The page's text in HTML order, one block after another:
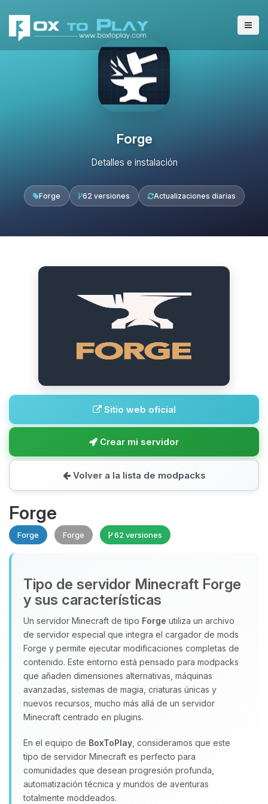
Forge
Detalles e instalación
Forge 62 versiones Actualizaciones diarias
Sitio web oficial
Crear mi servidor
Volver a la lista de modpacks
Forge
Forge Forge 62 versiones
Tipo de servidor Minecraft Forge
y sus características
Un servidor Minecraft de tipo Forge utiliza un archivo
de servidor especial que integra el cargador de mods
Forge y permite ejecutar modificaciones completas de
contenido. Este entorno está pensado para modpacks
que añaden dimensiones alternativas, máquinas
avanzadas, sistemas de magia, criaturas únicas y
nuevos recursos, mucho más allá de un servidor
Minecraft centrado en plugins.
En el equipo de BoxToPlay , consideramos que este
tipo de servidor Minecraft es perfecto para
comunidades que desean progresión profunda,
automatización técnica y mundos de aventuras
totalmente moddeados.
Yupi, por fin alguien con quien
hablar! Soy Choupy, tu pequeno
asistente de BoxToPlay. Cuentame
que necesitas y moveré mis
pequenos circuitos para ayudarte.
09/08/2026 11:01